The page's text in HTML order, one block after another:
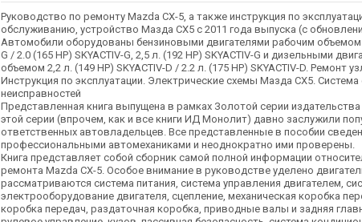
Руководство по ремонту Mazda CX-5, а также инструкция по
обслуживанию, устройство Мазда СХ5 с 2011 года выпуска (с
Автомобили оборудованы бензиновыми двигателями рабочим объемом
G / 2.0 (165 HP) SKYACTIV-G, 2,5 л. (192 HP) SKYACTIV-G и дизельными
объемом 2,2 л. (149 HP) SKYACTIV-D / 2.2 л. (175 HP) SKYACTIV-D. Ремонт
Инструкция по эксплуатации. Электрические схемы Мазда СХ5. Система
неисправностей
Представленная книга выпущена в рамках Золотой серии
этой серии (впрочем, как и все книги ИД Монолит) давно заслужили
ответственных автовладельцев. Все представленные в пособии
профессиональными автомеханиками и неоднократно ими проверены.
Книга представляет собой сборник самой полной информации
ремонта Mazda CX-5. Особое внимание в руководстве уделено
рассматриваются система питания, система управления двигателем,
электрооборудование двигателя, сцепление, механическая коробка
коробка передач, раздаточная коробка, приводные валы и задняя